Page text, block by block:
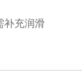
补充润滑